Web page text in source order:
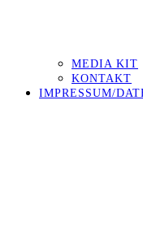
MEDIA KIT
KONTAKT
IMPRESSUM/